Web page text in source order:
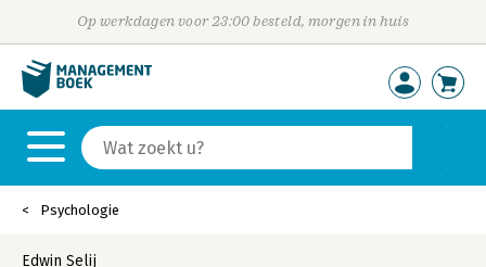
Op werkdagen voor 23:00 besteld, morgen in huis
Psychologie
Edwin Selij